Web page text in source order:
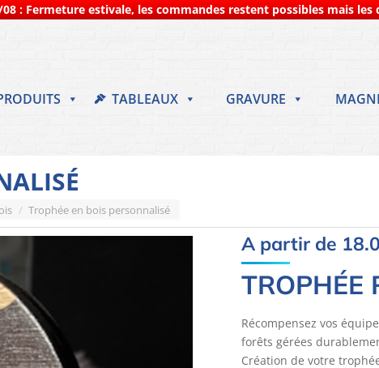
08 : Fermeture estivale, les commandes restent possibles mais les
TABLEAUX GRAVURE
Trophée en bois personnalisé
A partir de
TROPHÉE
Récompensez vos
forêts gérées
Création de votre